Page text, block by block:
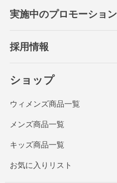
実施中のプロモーション
採用情報
ショップ
ウィメンズ商品一覧
メンズ商品一覧
キッズ商品一覧
お気に入りリスト